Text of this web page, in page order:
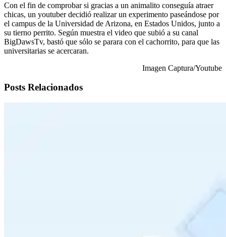
Con el fin de comprobar si gracias a un animalito conseguía atraer
chicas, un youtuber decidió realizar un experimento paseándose por
el campus de la Universidad de Arizona, en Estados Unidos, junto a
su tierno perrito. Según muestra el video que subió a su canal
BigDawsTv, bastó que sólo se parara con el cachorrito, para que las
universitarias se acercaran.
Imagen Captura/Youtube
Posts Relacionados